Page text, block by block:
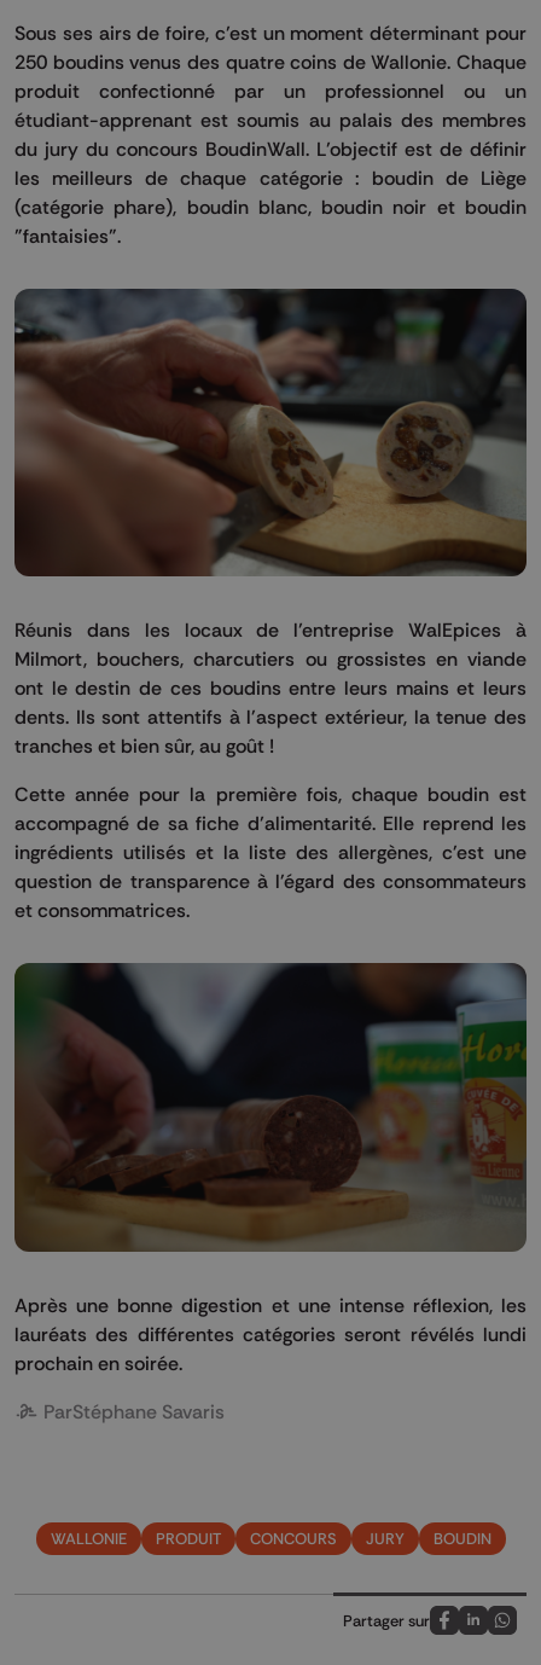
Sous ses airs de foire, c’est un moment déterminant pour
250 boudins venus des quatre coins de Wallonie. Chaque
produit confectionné par un professionnel ou un
étudiant-apprenant est soumis au palais des membres
du jury du concours BoudinWall. L’objectif est de définir
les meilleurs de chaque catégorie : boudin de Liège
(catégorie phare), boudin blanc, boudin noir et boudin
"fantaisies".
Réunis dans les locaux de l’entreprise WalEpices à
Milmort, bouchers, charcutiers ou grossistes en viande
ont le destin de ces boudins entre leurs mains et leurs
dents. Ils sont attentifs à l'aspect extérieur, la tenue des
tranches et bien sûr, au goût !
Cette année pour la première fois, chaque boudin est
accompagné de sa fiche d’alimentarité. Elle reprend les
ingrédients utilisés et la liste des allergènes, c'est une
question de transparence à l'égard des consommateurs
et consommatrices.
Après une bonne digestion et une intense réflexion, les
lauréats des différentes catégories seront révélés lundi
prochain en soirée.
ParStéphane Savaris
WALLONIE PRODUIT CONCOURS JURY BOUDIN
Partager sur
Partagez sur
Partagez